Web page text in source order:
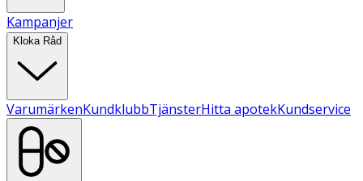
Kampanjer
Kloka Råd
VarumärkenKundklubbTjänsterHitta apotekKundservice